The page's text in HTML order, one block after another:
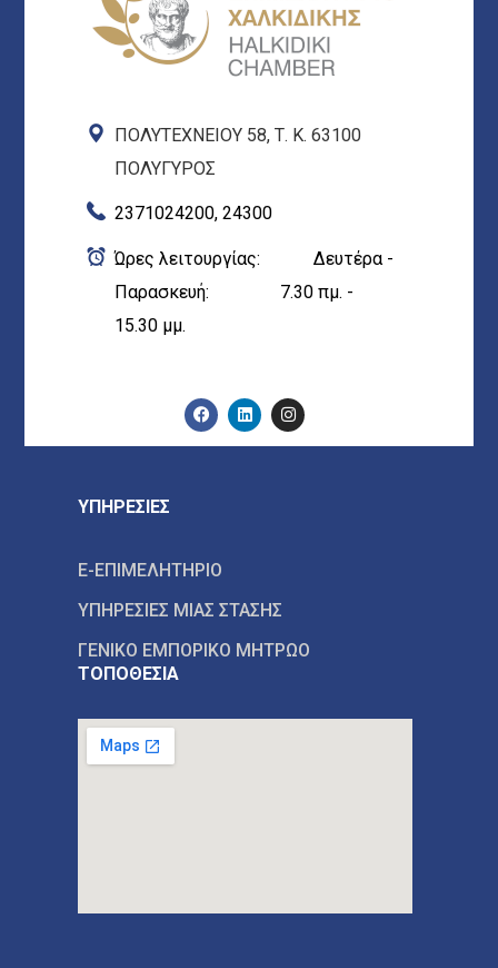
ΠΟΛΥΤΕΧΝΕΙΟΥ 58, Τ. Κ. 63100
ΠΟΛΥΓΥΡΟΣ
2371024200, 24300
Ώρες λειτουργίας: Δευτέρα -
Παρασκευή: 7.30 πμ. -
15.30 μμ.
ΥΠΗΡΕΣΙΕΣ
E-ΕΠΙΜΕΛΗΤΗΡΙΟ
ΥΠΗΡΕΣΙΕΣ ΜΙΑΣ ΣΤΑΣΗΣ
ΓΕΝΙΚΟ ΕΜΠΟΡΙΚΟ ΜΗΤΡΩΟ
ΤΟΠΟΘΕΣΙΑ